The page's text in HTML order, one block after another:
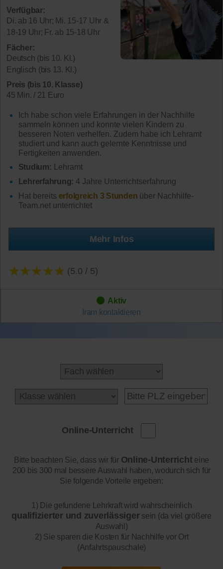
Verfügbar:
Di. ab 16 Uhr; Mi. 15-17 Uhr &
18-19 Uhr; Fr. ab 15-18 Uhr
Fächer:
Deutsch (bis 10. Kl.)
Englisch (bis 13. Kl.)
Preis (bis 10. Klasse)
45 Min. / 21 Euro
Ich habe schon viele Erfahrungen in der Nachhilfe
sammeln können und konnte vielen Kindern zu
besseren Noten verhelfen. Zudem habe ich Lehramt
studiert und kann auch gelernte Kenntnisse und
Fertigkeiten anwenden.
Studium: Lehramt
Lehrerfahrung: 4 Jahre Unterrichtserfahrung
Hat bereits erfolgreich 3 Stunden über Nachhilfe-
Team.net unterrichtet
Mehr Infos
★★★★★ (5.0 / 5)
Aktiv
Iram kontaktieren
Online-Unterricht
Bitte beachten Sie, dass wir für Online-Unterrichteine
200 bis 300 mal bessere Auswahl haben, wodurch sich für
Sie folgende Vorteile ergeben:
1) Die gefundene Lehrkraft wird wahrscheinlich
qualifizierter und zuverlässigersein (da viel größere
Auswahl)
2) Sie sparen die Kosten für Nachhilfe vor Ort
(Anfahrtspauschale)